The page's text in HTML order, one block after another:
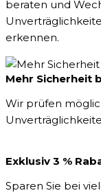
beraten und
erkennen.
Mehr Sicherheit
Wir prüfen
Exklusiv 3 %
Sparen Sie bei